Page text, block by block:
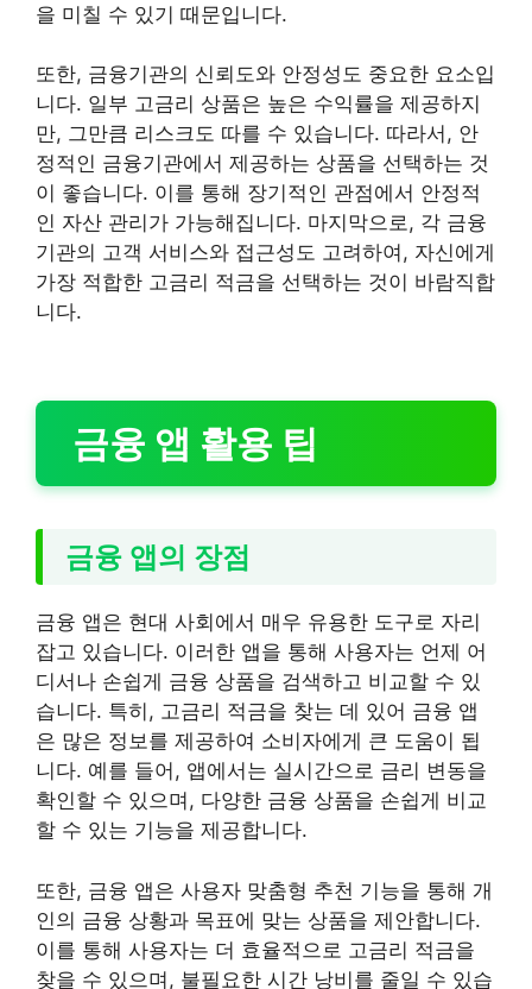
을 미칠 수 있기 때문입니다.
또한, 금융기관의 신뢰도와 안정성도 중요한 요소입
니다. 일부 고금리 상품은 높은 수익률을 제공하지
만, 그만큼 리스크도 따를 수 있습니다. 따라서, 안
정적인 금융기관에서 제공하는 상품을 선택하는 것
이 좋습니다. 이를 통해 장기적인 관점에서 안정적
인 자산 관리가 가능해집니다. 마지막으로, 각 금융
기관의 고객 서비스와 접근성도 고려하여, 자신에게
가장 적합한 고금리 적금을 선택하는 것이 바람직합
니다.
금융 앱 활용 팁
금융 앱의 장점
금융 앱은 현대 사회에서 매우 유용한 도구로 자리
잡고 있습니다. 이러한 앱을 통해 사용자는 언제 어
디서나 손쉽게 금융 상품을 검색하고 비교할 수 있
습니다. 특히, 고금리 적금을 찾는 데 있어 금융 앱
은 많은 정보를 제공하여 소비자에게 큰 도움이 됩
니다. 예를 들어, 앱에서는 실시간으로 금리 변동을
확인할 수 있으며, 다양한 금융 상품을 손쉽게 비교
할 수 있는 기능을 제공합니다.
또한, 금융 앱은 사용자 맞춤형 추천 기능을 통해 개
인의 금융 상황과 목표에 맞는 상품을 제안합니다.
이를 통해 사용자는 더 효율적으로 고금리 적금을
찾을 수 있으며, 불필요한 시간 낭비를 줄일 수 있습